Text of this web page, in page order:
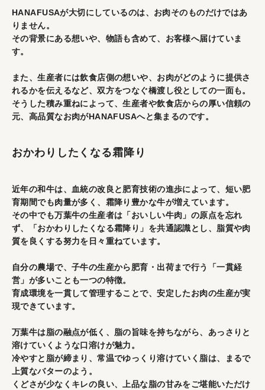
HANAFUSAが大切にしているのは、お肉そのものだけではあ
りません。
その背景にある想いや、物語も含めて、お客様へ届けていま
す。
また、生産者には飲食店側の想いや、お肉がどのように提供さ
れるかを伝えるなど、双方をつなぐ橋渡し役としての一面も。
そうした積み重ねによって、生産者や飲食店からの厚い信頼の
元、高品質なお肉がHANAFUSAへと集まるのです。
おかわりしたくなる霜降り
近年の和牛は、血統の改良と肥育技術の進歩によって、短い肥
育期間でも肉量が多く、霜降り豊かな牛が増えています。
その中でも万葉牛の生産者は「おいしい牛肉」の原点を忘れ
ず、「おかわりしたくなる霜降り」を共通認識とし、脂質や肉
質を良くする努力を日々重ねています。
自分の農場で、子牛の生産から肥育・出荷まで行う「一貫経
営」が多いことも一つの特徴。
育成環境を一貫して管理することで、安定したお肉の生産が実
現できています。
万葉牛は脂の融点が低く、脂の旨味を持ちながら、あっさりと
溶けていくような口溶けが魅力。
冷やすと脂が締まり、常温でゆっくり溶けていく脂は、まるで
上質なバターのよう。
くどさが少なくキレの良い、上品な脂の甘みをご堪能いただけ